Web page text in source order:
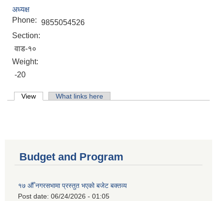
अध्यक्ष
Phone: 9855054526
Section:
वाड-१०
Weight:
-20
Primary tabs
View (active tab)What links here
Budget and Program
१७ औँ नगरसभामा प्रस्तुत भएको बजेट बक्तव्य
Post date: 06/24/2026 - 01:05